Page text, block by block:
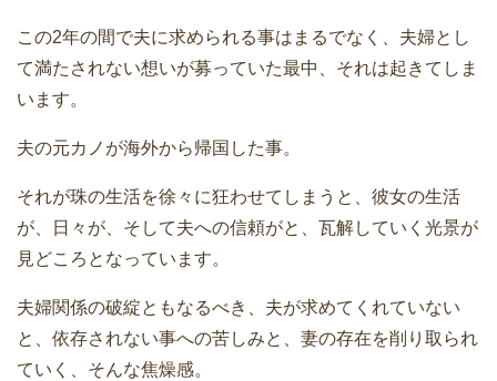
この2年の間で夫に求められる事はまるでなく、夫婦とし
て満たされない想いが募っていた最中、それは起きてしま
います。
夫の元カノが海外から帰国した事。
それが珠の生活を徐々に狂わせてしまうと、彼女の生活
が、日々が、そして夫への信頼がと、瓦解していく光景が
見どころとなっています。
夫婦関係の破綻ともなるべき、夫が求めてくれていない
と、依存されない事への苦しみと、妻の存在を削り取られ
ていく、そんな焦燥感。